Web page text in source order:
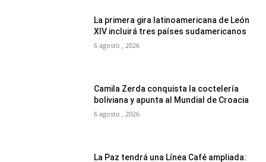
La primera gira latinoamericana de León
XIV incluirá tres países sudamericanos
6 agosto , 2026
Camila Zerda conquista la coctelería
boliviana y apunta al Mundial de Croacia
6 agosto , 2026
La Paz tendrá una Línea Café ampliada: